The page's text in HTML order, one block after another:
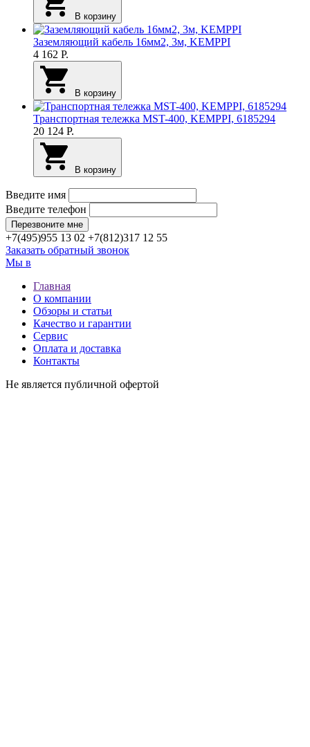
В корзину
Заземляющий кабель 16мм2, 3м, KEMPPI
4 162 Р.
В корзину
Транспортная тележка MST-400, KEMPPI, 6185294
20 124 Р.
В корзину
Введите имя
Введите телефон
+7(495)955 13 02 +7(812)317 12 55
Заказать обратный звонок
Мы в
Главная
О компании
Обзоры и статьи
Качество и гарантии
Сервис
Оплата и доставка
Контакты
Не является публичной офертой